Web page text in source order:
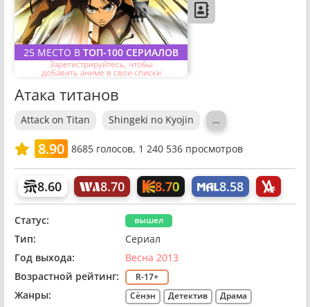
25 МЕСТО В ТОП-100 СЕРИАЛОВ
Зарегистрируйтесь, чтобы
добавить аниме в свои списки
Атака титанов
Attack on Titan Shingeki no Kyojin …
8.90 8685голосов, 1 240 536 просмотров
8.60 8.70 8.70 8.58
Статус: вышел
Тип:
Сериал
Год выхода:
Весна 2013
Возрастной рейтинг:
R-17+
Жанры: Сёнэн Детектив
Драма